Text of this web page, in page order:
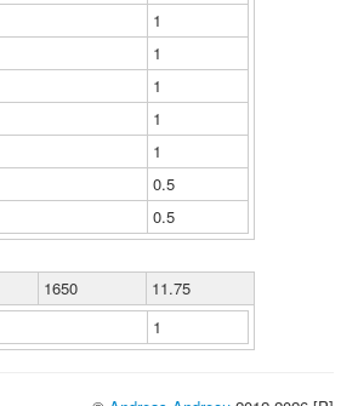
1
1
1
1
1
0.5
0.5
1650
11.75
1